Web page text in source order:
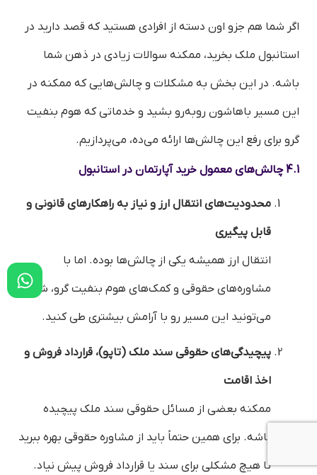
اگر شما هم جزو اون دسته از افرادی هستید که قصد دارید در
استانبول ملک بخرید، ممکنه سوالات زیادی در ذهن شما
باشه. در این بخش به مشکلات و چالش‌هایی که ممکنه در
این مسیر باهاشون روبه‌رو بشید و خدماتی که هوم بنفیت
گرو برای رفع این چالش‌ها ارائه می‌ده، می‌پردازیم.
4.1 چالش‌های معمول خرید آپارتمان در استانبول
محدودیت‌های انتقال ارز و نیاز به راهکارهای قانونی و
قابل پیگیری
انتقال ارز همیشه یکی از چالش‌ها بوده. اما با
مشاوره‌های حقوقی و کمک‌های هوم بنفیت گرو، شما
می‌تونید این مسیر رو با آرامش بیشتری طی کنید.
پیچیدگی‌های حقوقی سند ملک (تاپو)، قرارداد فروش و
اخذ اقامت
ممکنه بعضی از مسائل حقوقی سند ملک پیچیده
باشه. برای همین حتماً باید از مشاوره حقوقی بهره ببرید
تا هیچ مشکلی برای سند یا قرارداد فروش پیش نیاد.